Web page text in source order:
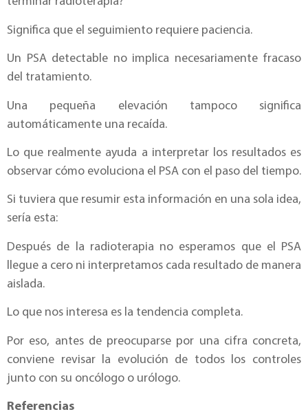
Significa que el seguimiento requiere paciencia.
Un PSA detectable no implica necesariamente fracaso
del tratamiento.
Una pequeña elevación tampoco significa
automáticamente una recaída.
Lo que realmente ayuda a interpretar los resultados es
observar cómo evoluciona el PSA con el paso del tiempo.
Si tuviera que resumir esta información en una sola idea,
sería esta:
Después de la radioterapia no esperamos que el PSA
llegue a cero ni interpretamos cada resultado de manera
aislada.
Lo que nos interesa es la tendencia completa.
Por eso, antes de preocuparse por una cifra concreta,
conviene revisar la evolución de todos los controles
junto con su oncólogo o urólogo.
Referencias